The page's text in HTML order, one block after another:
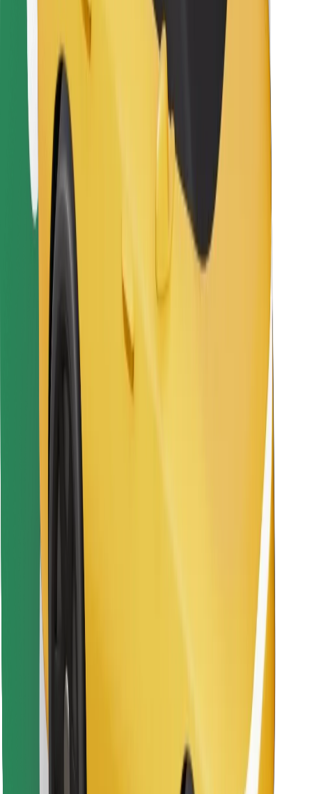
Təhlükəsizlik
Dəqiqələr ərzində gediş əldə et!
Bolt tətbiqini endir
Sevdiyiniz yeməyi tapın!
Bolt Food tətbiqini endir